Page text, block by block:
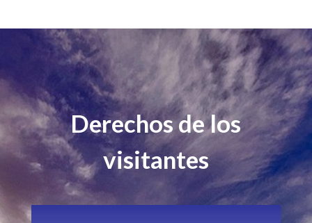
Derechos de los
visitantes